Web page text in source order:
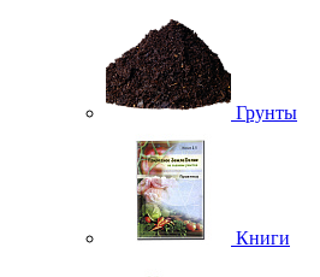
Грунты
Книги